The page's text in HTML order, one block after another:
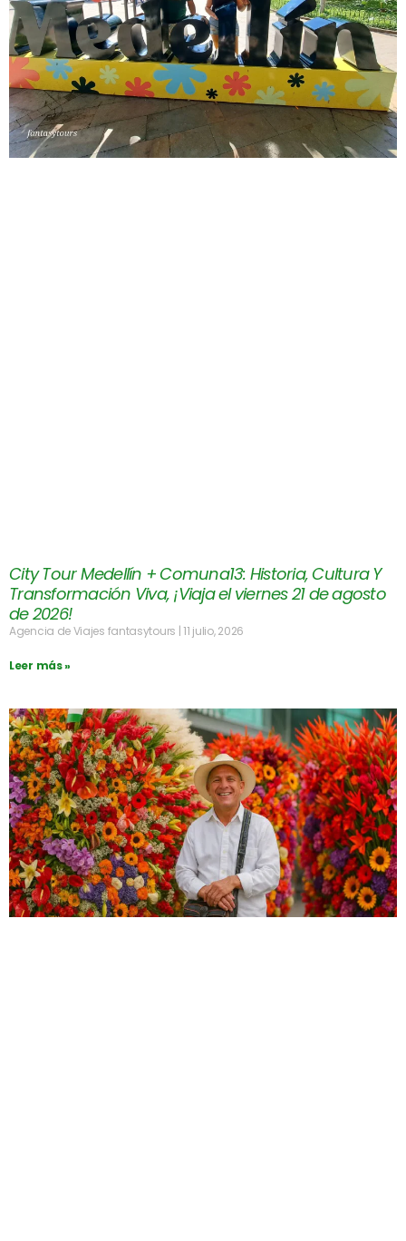
City Tour Medellín + Comuna13: Historia, Cultura Y
Transformación Viva, ¡Viaja el viernes 21 de agosto
de 2026!
Agencia de Viajes fantasytours 11 julio, 2026
Leer más »